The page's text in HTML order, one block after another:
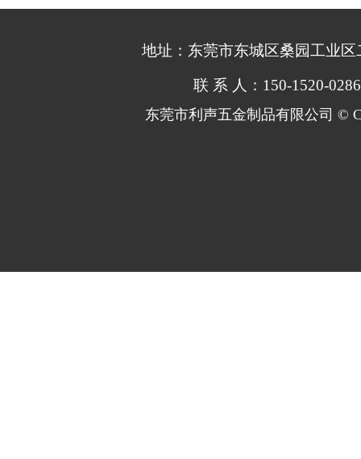
地址：东莞市东城区桑园工业
联 系 人： 150-1520-
东莞市利声五金制品有限公司 ©